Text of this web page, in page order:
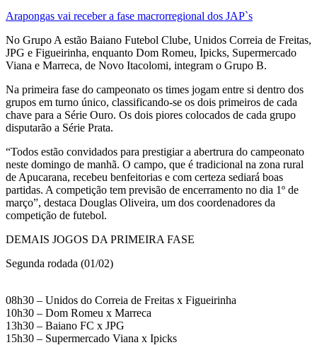
Arapongas vai receber a fase macrorregional dos JAP`s
No Grupo A estão Baiano Futebol Clube, Unidos Correia de Freitas,
JPG e Figueirinha, enquanto Dom Romeu, Ipicks, Supermercado
Viana e Marreca, de Novo Itacolomi, integram o Grupo B.
Na primeira fase do campeonato os times jogam entre si dentro dos
grupos em turno único, classificando-se os dois primeiros de cada
chave para a Série Ouro. Os dois piores colocados de cada grupo
disputarão a Série Prata.
“Todos estão convidados para prestigiar a abertrura do campeonato
neste domingo de manhã. O campo, que é tradicional na zona rural
de Apucarana, recebeu benfeitorias e com certeza sediará boas
partidas. A competição tem previsão de encerramento no dia 1º de
março”, destaca Douglas Oliveira, um dos coordenadores da
competição de futebol.
DEMAIS JOGOS DA PRIMEIRA FASE
Segunda rodada (01/02)
08h30 – Unidos do Correia de Freitas x Figueirinha
10h30 – Dom Romeu x Marreca
13h30 – Baiano FC x JPG
15h30 – Supermercado Viana x Ipicks